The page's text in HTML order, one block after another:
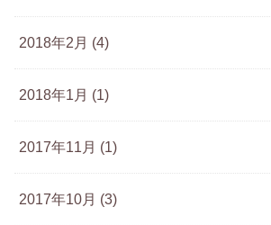
2018年2月 (4)
2018年1月 (1)
2017年11月 (1)
2017年10月 (3)